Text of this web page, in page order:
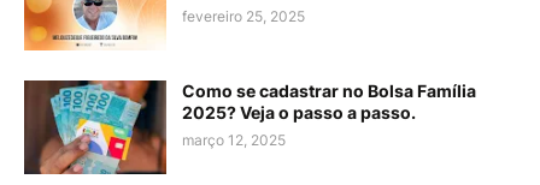
fevereiro 25, 2025
Como se cadastrar no Bolsa Família
2025? Veja o passo a passo.
março 12, 2025